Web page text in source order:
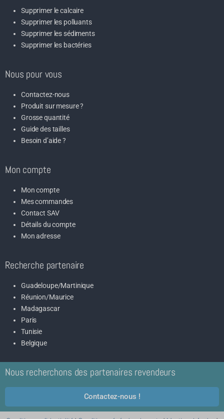
Supprimer le calcaire
Supprimer les polluants
Supprimer les sédiments
Supprimer les bactéries
Nous pour vous
Contactez-nous
Produit sur mesure ?
Grosse quantité
Guide des tailles
Besoin d’aide ?
Mon compte
Mon compte
Mes commandes
Contact SAV
Détails du compte
Mon adresse
Recherche partenaire
Guadeloupe/Martinique
Réunion/Maurice
Madagascar
Paris
Tunisie
Belgique
Nous recherchons des partenaires revendeurs
Contactez-nous !